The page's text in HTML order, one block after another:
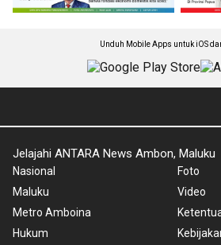
Unduh Mobile Apps untuk iOS
Jelajahi ANTARA News Ambon, Maluku
Nasional
Maluku
Metro Amboina
Hukum
Foto
Video